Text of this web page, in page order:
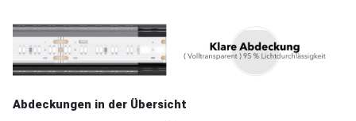
Abdeckungen in der Übersicht